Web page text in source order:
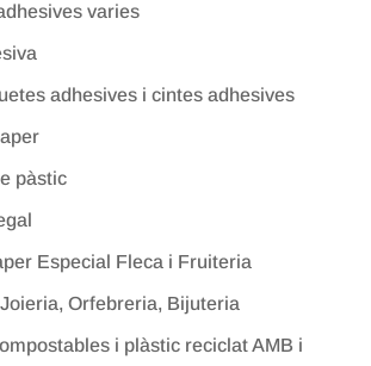
varies
adhesives i cintes adhesives
pàstic
Especial Fleca i Fruiteria
Orfebreria, Bijuteria
i plàstic reciclat AMB i